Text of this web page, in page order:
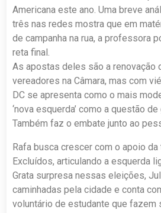
Americana este ano. Uma breve
três nas redes mostra que em
de campanha na rua, a professora
reta final.
As apostas deles são a renovação
vereadores na Câmara, mas com
DC se apresenta como o mais
‘nova esquerda’ como a questão
Também faz o embate junto ao
Rafa busca crescer com o apoio
Excluídos, articulando a esquerda
Grata surpresa nessas eleições,
caminhadas pela cidade e conta
voluntário de estudante que fazem